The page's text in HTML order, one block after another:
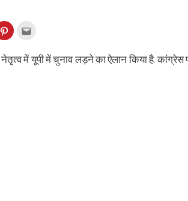
Click
to
Pinterest
(Opens
to
a
नेतृत्व में यूपी में चुनाव लड़ने का ऐलान किया है.